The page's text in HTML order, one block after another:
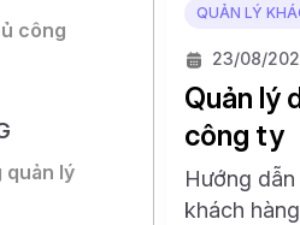
QUẢN LÝ
23/08/
Quản lý
công ty
Hướng
khách
công
quản lý